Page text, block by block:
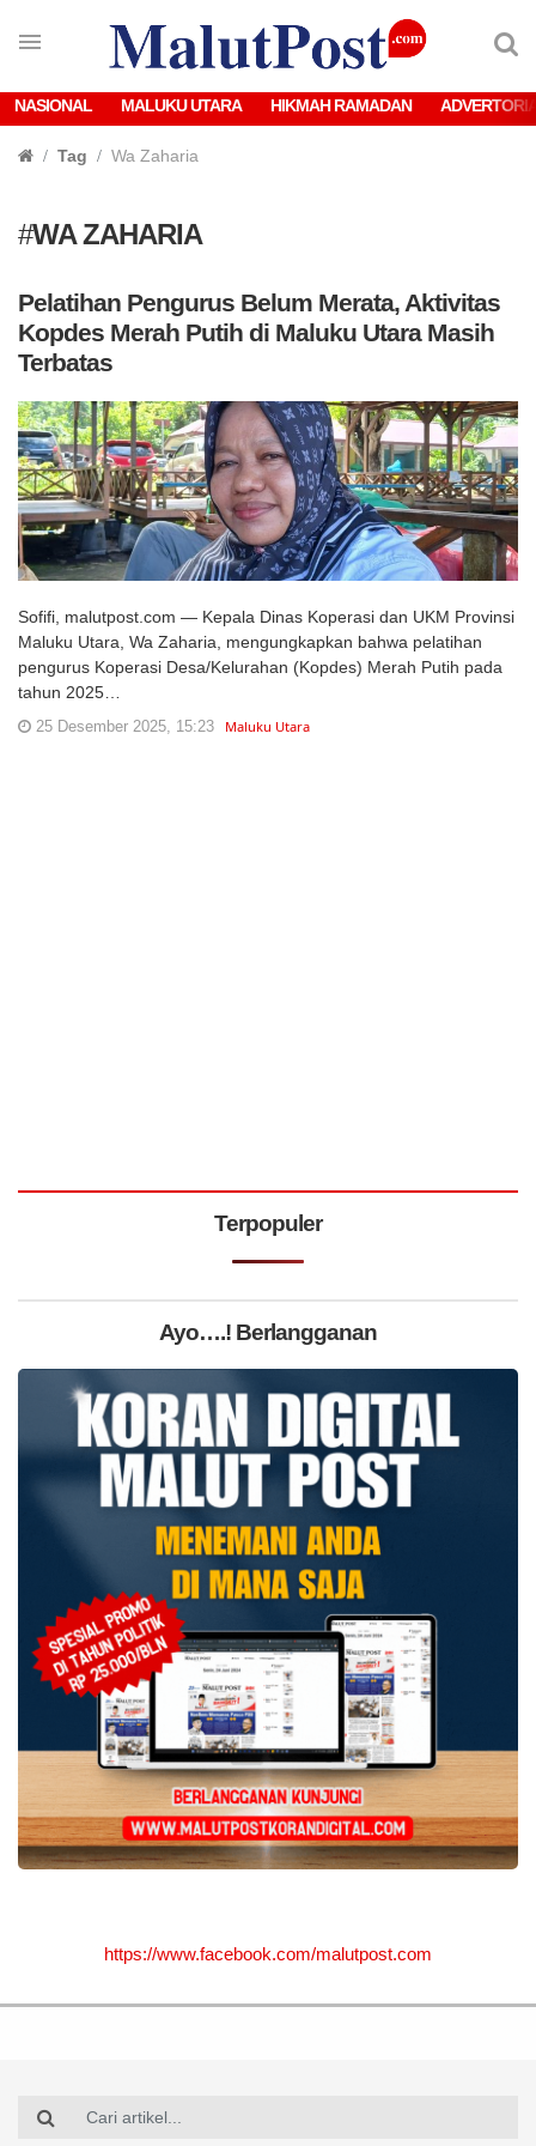
NASIONAL MALUKU UTARA HIKMAH RAMADAN
Tag Wa Zaharia
#WA ZAHARIA
Pelatihan Pengurus Belum Merata, Aktivitas
Kopdes Merah Putih di Maluku Utara Masih
Terbatas
Sofifi, malutpost.com — Kepala Dinas Koperasi dan UKM Provinsi
Maluku Utara, Wa Zaharia, mengungkapkan bahwa pelatihan
pengurus Koperasi Desa/Kelurahan (Kopdes) Merah Putih pada
tahun 2025…
25 Desember 2025, 15:23 Maluku Utara
Terpopuler
Ayo….! Berlangganan
https://www.facebook.com/malutpost.com